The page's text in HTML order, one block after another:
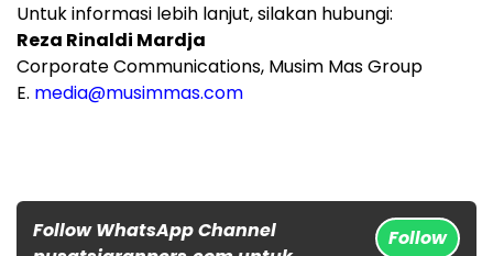
Untuk informasi lebih lanjut, silakan hubungi:
Reza Rinaldi Mardja
Corporate Communications, Musim Mas Group
E. media@musimmas.com
Follow WhatsApp Channel
Follow